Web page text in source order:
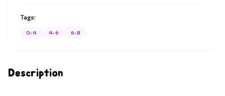
Description
Tags:
0-4 4-6 6-8